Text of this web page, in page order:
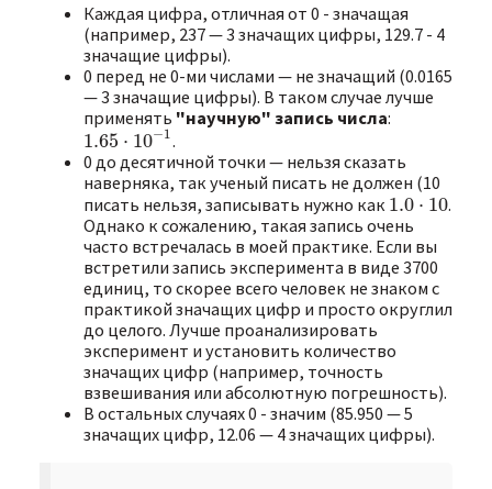
Каждая цифра, отличная от 0 - значащая
(например, 237 — 3 значащих цифры, 129.7 - 4
значащие цифры).
0 перед не 0-ми числами — не значащий (0.0165
— 3 значащие цифры). В таком случае лучше
применять "научную" запись числа:
1.65 ⋅ 10−1
1.65⋅10−1
.
0 до десятичной точки — нельзя сказать
наверняка, так ученый писать не должен (10
писать нельзя, записывать нужно как 1.0 ⋅ 10
1.0⋅ 10
.
Однако к сожалению, такая запись очень
часто встречалась в моей практике. Если вы
встретили запись эксперимента в виде 3700
единиц, то скорее всего человек не знаком с
практикой значащих цифр и просто округлил
до целого. Лучше проанализировать
эксперимент и установить количество
значащих цифр (например, точность
взвешивания или абсолютную погрешность).
В остальных случаях 0 - значим (85.950 — 5
значащих цифр, 12.06 — 4 значащих цифры).